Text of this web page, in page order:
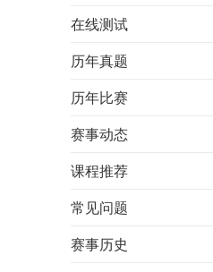
在线测试
历年真题
历年比赛
赛事动态
课程推荐
常见问题
赛事历史